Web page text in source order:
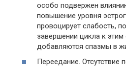
особо подвержен
повышение уровня
провоцирует слабость,
завершении цикла к
добавляются спазмы в
Переедание. Отсутствие